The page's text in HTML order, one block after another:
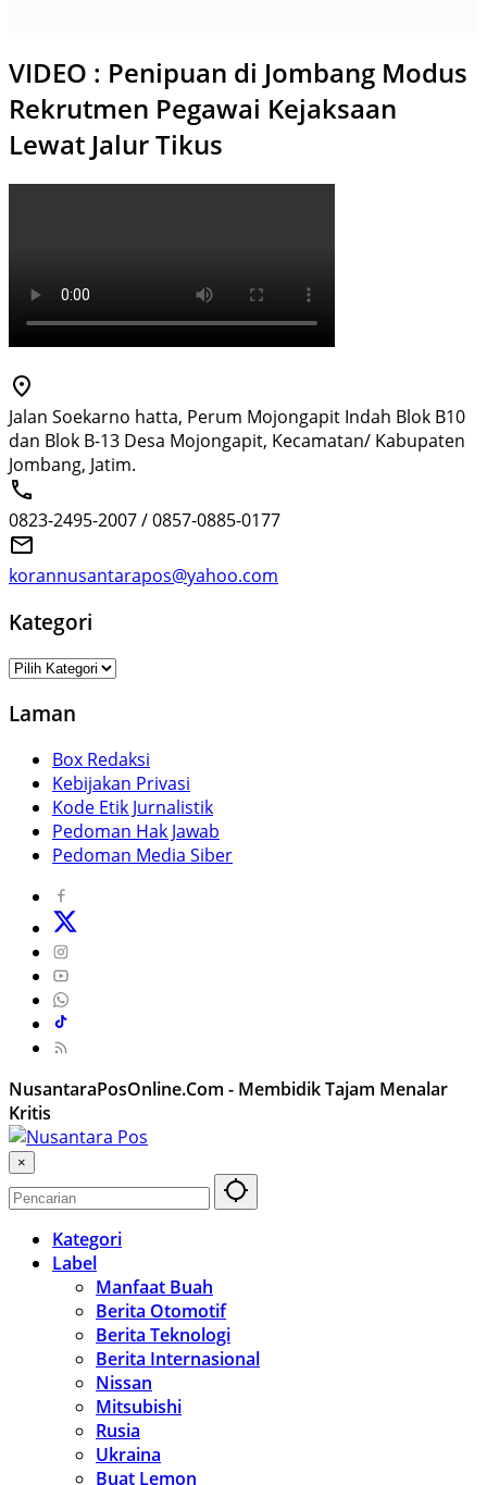
VIDEO : Penipuan di Jombang Modus
Rekrutmen Pegawai Kejaksaan
Lewat Jalur Tikus
Jalan Soekarno hatta, Perum Mojongapit Indah Blok B10
dan Blok B-13 Desa Mojongapit, Kecamatan/ Kabupaten
Jombang, Jatim.
0823-2495-2007 / 0857-0885-0177
korannusantarapos@yahoo.com
Kategori
Kategori
Laman
Box Redaksi
Kebijakan Privasi
Kode Etik Jurnalistik
Pedoman Hak Jawab
Pedoman Media Siber
NusantaraPosOnline.Com - Membidik Tajam Menalar
Kritis
×
Kategori
Label
Manfaat Buah
Berita Otomotif
Berita Teknologi
Berita Internasional
Nissan
Mitsubishi
Rusia
Ukraina
Buat Lemon